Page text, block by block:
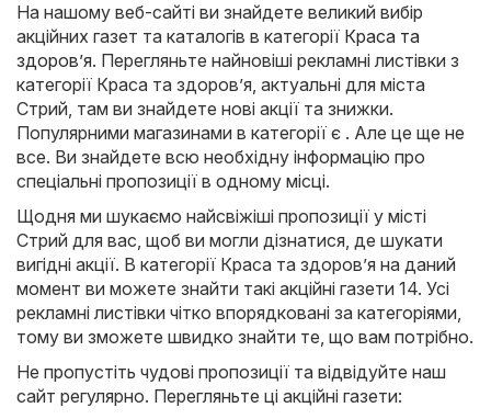
На нашому веб-сайті ви знайдете великий вибір
акційних газет та каталогів в категорії Краса та
здоров’я. Перегляньте найновіші рекламні листівки з
категорії Краса та здоров’я, актуальні для міста
Стрий, там ви знайдете нові акції та знижки.
Популярними магазинами в категорії є . Але це ще не
все. Ви знайдете всю необхідну інформацію про
спеціальні пропозиції в одному місці.
Щодня ми шукаємо найсвіжіші пропозиції у місті
Стрий для вас, щоб ви могли дізнатися, де шукати
вигідні акції. В категорії Краса та здоров’я на даний
момент ви можете знайти такі акційні газети 14. Усі
рекламні листівки чітко впорядковані за категоріями,
тому ви зможете швидко знайти те, що вам потрібно.
Не пропустіть чудові пропозиції та відвідуйте наш
сайт регулярно. Перегляньте ці акційні газети: